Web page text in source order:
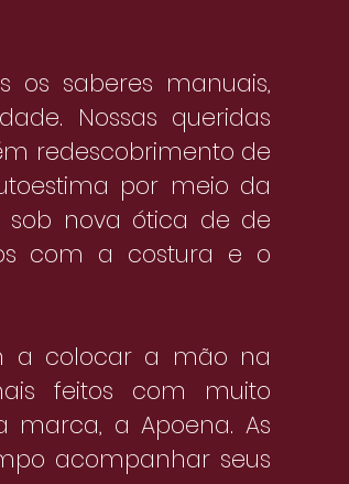
os saberes manuais,
Nossas queridas
redescobrimento de
por meio da
nova ótica de de
com a costura e o
a colocar a mão na
feitos com muito
a Apoena. As
acompanhar seus